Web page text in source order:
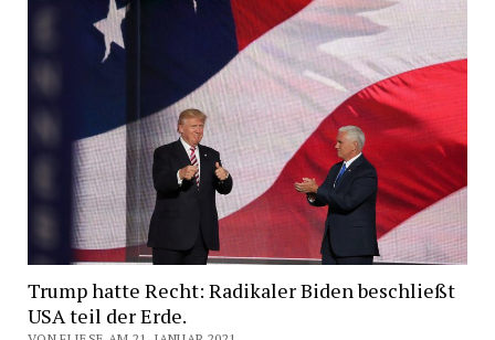
Trump hatte Recht: Radikaler Biden beschließt
USA teil der Erde.